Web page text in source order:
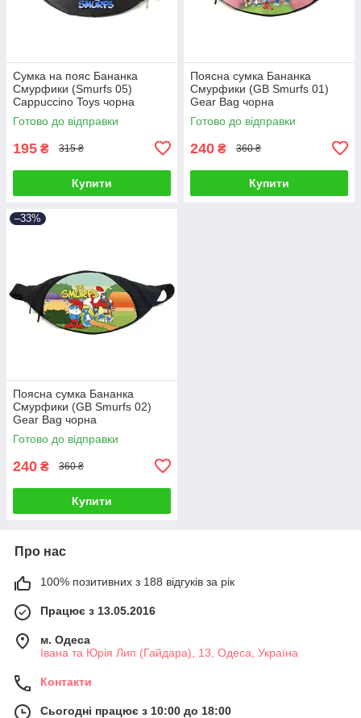
Сумка на пояс Бананка
Смурфики (Smurfs 05)
Cappuccino Toys чорна
Готово до відправки
195 ₴ 315 ₴
Купити
Поясна сумка Бананка
Смурфики (GB Smurfs 01)
Gear Bag чорна
Готово до відправки
240 ₴ 360 ₴
Купити
–33%
Поясна сумка Бананка
Смурфики (GB Smurfs 02)
Gear Bag чорна
Готово до відправки
240 ₴ 360 ₴
Купити
Про нас
100% позитивних з 188 відгуків за рік
Працює з 13.05.2016
м. Одеса
Івана та Юрія Лип (Гайдара), 13, Одеса, Україна
Контакти
Сьогодні працює з 10:00 до 18:00